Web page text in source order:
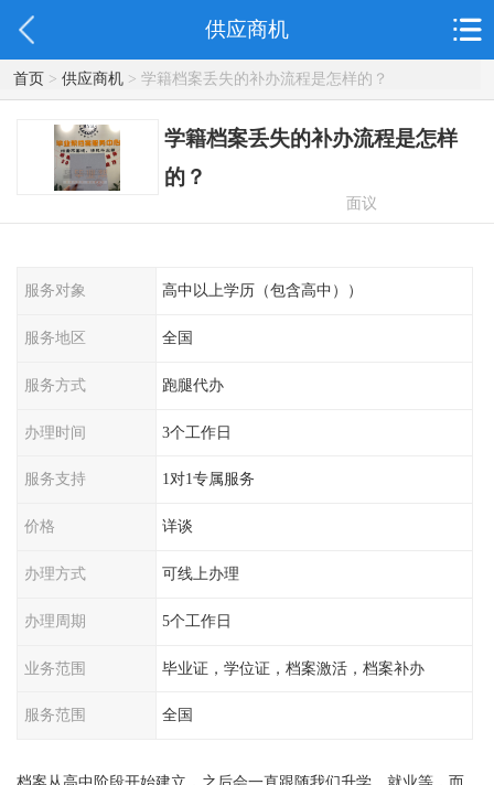
供应商机
首页> 供应商机> 学籍档案丢失的补办流程是怎样的？
学籍档案丢失的补办流程是怎样
的？
面议
服务对象 高中以上学历（包含高中））
服务地区 全国
服务方式 跑腿代办
办理时间 3个工作日
服务支持 1对1专属服务
价格 详谈
办理方式 可线上办理
办理周期 5个工作日
业务范围 毕业证，学位证，档案激活，档案补办
服务范围 全国